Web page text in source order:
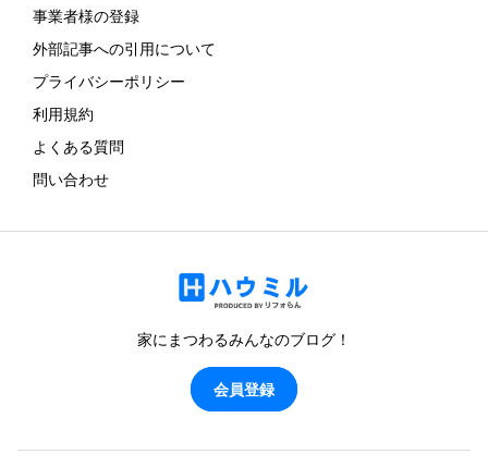
事業者様の登録
外部記事への引用について
プライバシーポリシー
利用規約
よくある質問
問い合わせ
家にまつわるみんなのブログ！
会員登録